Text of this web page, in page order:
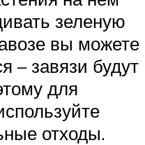
зеленую
вы можете
– завязи будут
для
отходы.